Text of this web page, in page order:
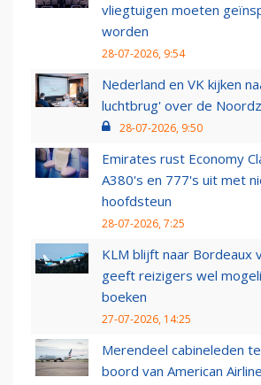
vliegtuigen moeten
worden
28-07-2026, 9:54
Nederland en VK kijken
luchtbrug' over de
28-07-2026, 9:50
Emirates rust Economy
A380's en 777's uit met
hoofdsteun
28-07-2026, 7:25
KLM blijft naar Bordeaux
geeft reizigers wel
boeken
27-07-2026, 14:25
Merendeel cabineleden
boord van American